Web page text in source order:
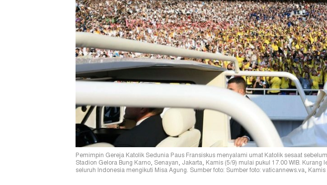
Pemimpin Gereja Katolik Sedunia Paus Fransiskus menyalami umat Katolik sesaat
Stadion Gelora Bung Karno, Senayan, Jakarta, Kamis (5/9) mulai pukul 17.00 WIB. Kurang
seluruh Indonesia mengikuti Misa Agung. Sumber foto: Sumber foto: vaticannews.va, Kamis